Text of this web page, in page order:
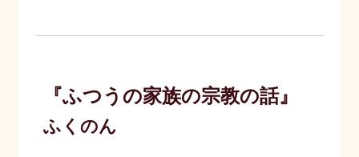
『ふつうの家族の宗教の話』
ふくのん